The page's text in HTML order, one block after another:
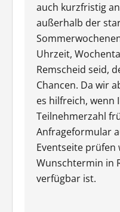
auch kurzfristig
außerhalb der
Uhrzeit,
Remscheid seid,
Chancen. Da wir
es hilfreich, wenn
Teilnehmerzahl
Anfrageformular
Eventseite prüfen
Wunschtermin in
verfügbar ist.